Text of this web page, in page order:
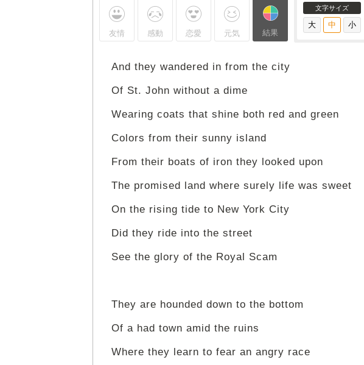
友情 感動 恋愛 元気 結果
文字サイズ
And they wandered in from the city
Of St. John without a dime
Wearing coats that shine both red and green
Colors from their sunny island
From their boats of iron they looked upon
The promised land where surely life was sweet
On the rising tide to New York City
Did they ride into the street
See the glory of the Royal Scam
They are hounded down to the bottom
Of a had town amid the ruins
Where they learn to fear an angry race